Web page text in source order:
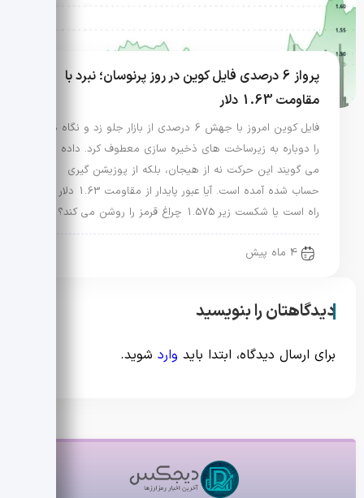
پرواز 6 درصدی فایل کوین در روز پرنوسان؛ نبرد با
مقاومت 1.63 دلار
فایل کوین امروز با جهش 6 درصدی از بازار جلو زد و نگاه ها
را دوباره به زیرساخت های ذخیره سازی معطوف کرد. داده ها
می گویند این حرکت نه از هیجان، بلکه از پوزیشن گیری
حساب شده آمده است. آیا عبور پایدار از مقاومت 1.63 دلار در
راه است یا شکست زیر 1.575 چراغ قرمز را روشن می کند؟
4 ماه پیش
دیدگاهتان را بنویسید
برای ارسال دیدگاه، ابتدا باید وارد شوید.